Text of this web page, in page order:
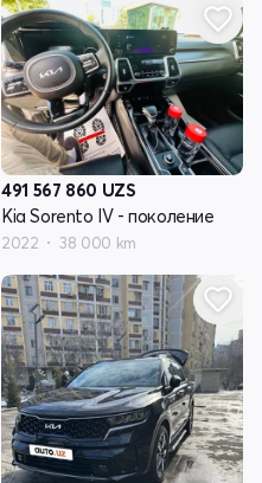
491 567 860 UZS
Kia Sorento IV - поколение
2022 38 000 km